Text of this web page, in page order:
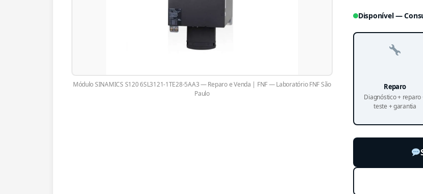
Módulo SINAMICS S120 6SL3121-1TE28-5AA3 — Reparo e Venda | FNF — Laboratório FNF São
Paulo
Disponível —
Reparo
Diagnóstico + reparo
teste + garantia